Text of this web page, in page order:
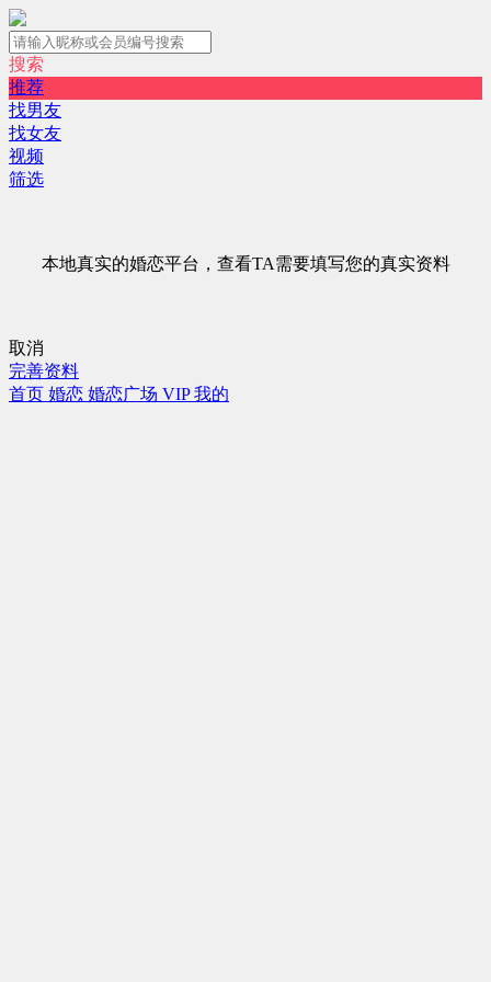
搜索
推荐
找男友
找女友
视频
筛选
本地真实的婚恋平台，查看TA需要填写您的真实资料
取消
完善资料
首页 婚恋 婚恋广场 VIP 我的